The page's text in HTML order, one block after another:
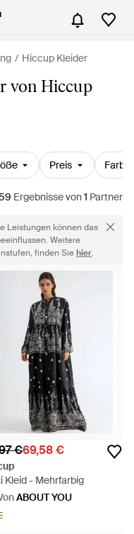
Hiccup Kleider
von Hiccup
Preis Farbe
Ergebnissevon1 Partner
Leistungen können das
Weitere
finden Siehier.
€69,58 €
Kleid - Mehrfarbig
ABOUT YOU